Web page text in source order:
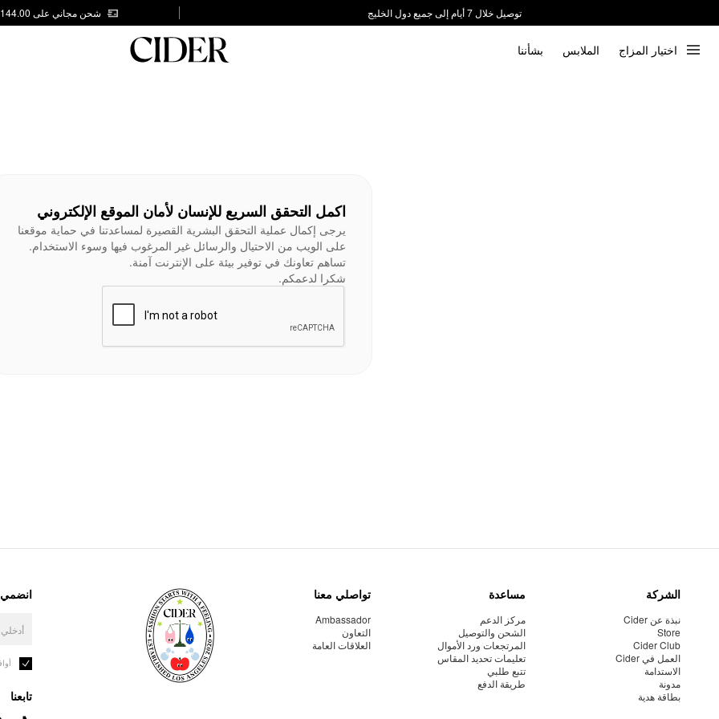
توصيل خلال 7 أيام إلى جميع دول الخليج
شحن مجاني على AED 144.00
اختيار المزاج الملابس بشأننا
اكمل التحقق السريع للإنسان لأمان الموقع الإلكتروني
يرجى إكمال عملية التحقق البشرية القصيرة لمساعدتنا في حماية موقعنا
على الويب من الاحتيال والرسائل غير المرغوب فيها وسوء الاستخدام.
تساهم تعاونك في توفير بيئة على الإنترنت آمنة.
شكرا لدعمكم.
الشركة
نبذة عن Cider
Store
Cider Club
العمل في Cider
الاستدامة
مدونة
بطاقة هدية
مساعدة
مركز الدعم
الشحن والتوصيل
المرتجعات ورد الأموال
تعليمات تحديد المقاس
تتبع طلبي
طريقة الدفع
تواصلي معنا
Ambassador
التعاون
العلاقات العامة
انضمي
تابعنا